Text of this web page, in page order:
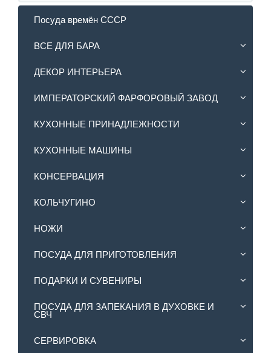
Посуда времён СССР
ВСЕ ДЛЯ БАРА
ДЕКОР ИНТЕРЬЕРА
ИМПЕРАТОРСКИЙ ФАРФОРОВЫЙ ЗАВОД
КУХОННЫЕ ПРИНАДЛЕЖНОСТИ
КУХОННЫЕ МАШИНЫ
КОНСЕРВАЦИЯ
КОЛЬЧУГИНО
НОЖИ
ПОСУДА ДЛЯ ПРИГОТОВЛЕНИЯ
ПОДАРКИ И СУВЕНИРЫ
ПОСУДА ДЛЯ ЗАПЕКАНИЯ В ДУХОВКЕ И
СВЧ
СЕРВИРОВКА